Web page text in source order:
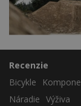
Recenzie
Bicykle
Náradie Výživa